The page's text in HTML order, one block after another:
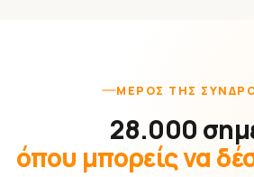
ΜΈΡΟΣ ΤΗΣ
28.000
όπου μπορείς να